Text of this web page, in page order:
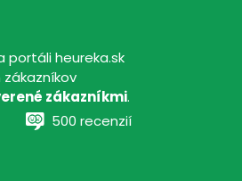
portáli heureka.sk
zákazníkmi.
500 recenzií